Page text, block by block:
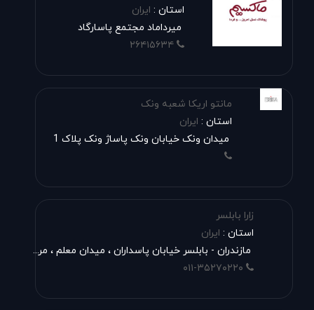
استان : ایران
میرداماد مجتمع پاسارگاد
مانتو اریکا شعبه ونک
استان : ایران
میدان ونک خیابان ونک پاساژ ونک پلاک 1
زارا بابلسر
استان : ایران
مازندران - بابلسر خیابان پاسداران ، میدان معلم ، مرکز خرید بزرگمهر ، طبقه همکف واحد ۱